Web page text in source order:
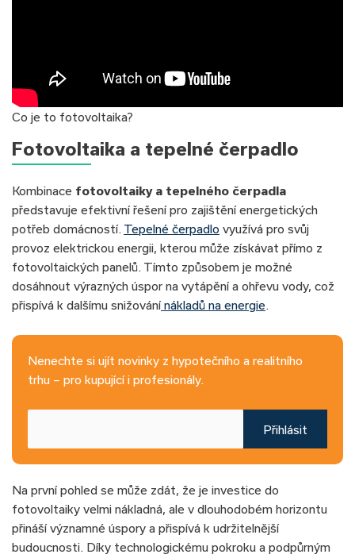
Co je to fotovoltaika?
Fotovoltaika a tepelné čerpadlo
Kombinace fotovoltaiky a tepelného čerpadla
představuje efektivní řešení pro zajištění energetických
potřeb domácností. Tepelné čerpadlo využívá pro svůj
provoz elektrickou energii, kterou může získávat přímo z
fotovoltaických panelů. Tímto způsobem je možné
dosáhnout výrazných úspor na vytápění a ohřevu vody, což
přispívá k dalšímu snižování nákladů na energie.
Nenechte si ujít novinky z hypotečního a realitního
trhu – pro kupující i profesionály.
Přihlásit
Na první pohled se může zdát, že je investice do
fotovoltaiky velmi nákladná, ale v dlouhodobém horizontu
přináší významné úspory a přispívá k udržitelnější
budoucnosti. Díky technologickému pokroku a podpůrným